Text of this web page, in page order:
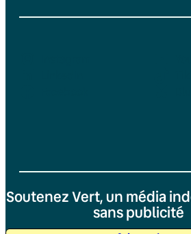
Soutenez Vert, un média
sans publicité